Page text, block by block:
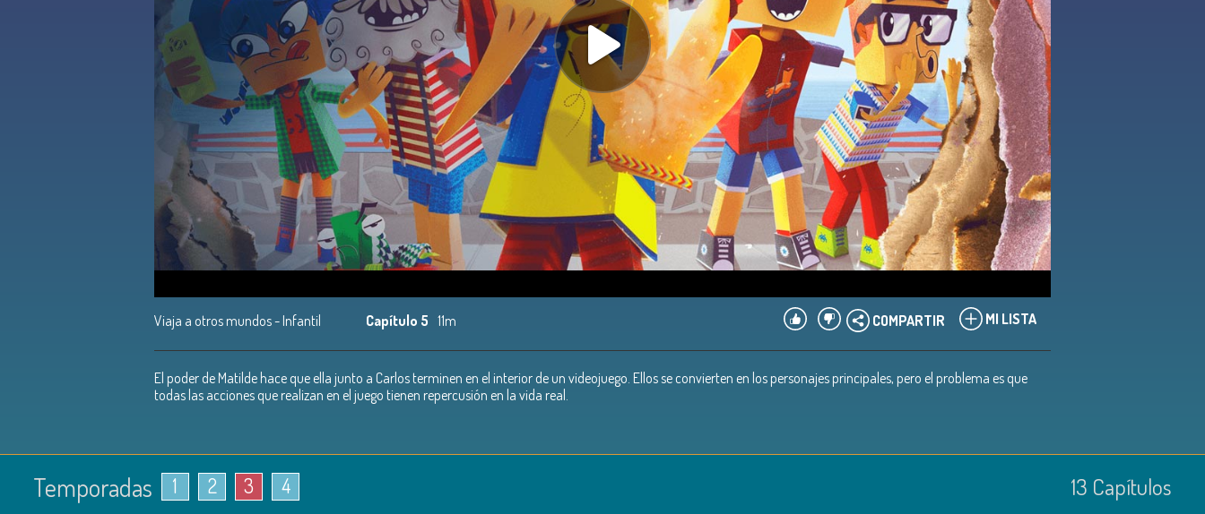
Viaja a otros mundos - Infantil Capítulo 5 11m MI LISTA
COMPARTIR
El poder de Matilde hace que ella junto a Carlos terminen en el interior de un videojuego. Ellos se convierten en los personajes principales, pero el problema es que
todas las acciones que realizan en el juego tienen repercusión en la vida real.
Temporadas 1 2 3 4 13 Capí­tulos